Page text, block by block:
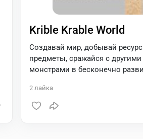
Krible Krable World
Создавай мир, добывай
предметы, сражайся с
монстрами в бесконечно
версия игры, разработка и
2лайка